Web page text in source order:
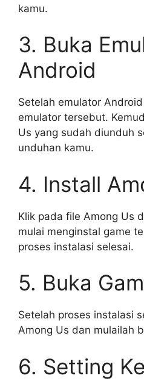
kamu.
3. Buka
Android
Setelah emulator
emulator tersebut.
Us yang sudah diunduh
unduhan kamu.
4. Install
Klik pada file Among Us
mulai menginstal game
proses instalasi selesai.
5. Buka
Setelah proses instalasi
Among Us dan mulailah
6. Setting